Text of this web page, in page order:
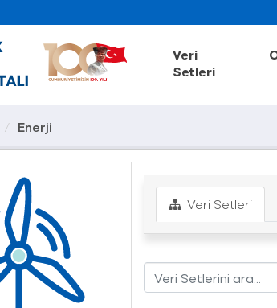
Veri
Setleri
Enerji
Veri Setleri